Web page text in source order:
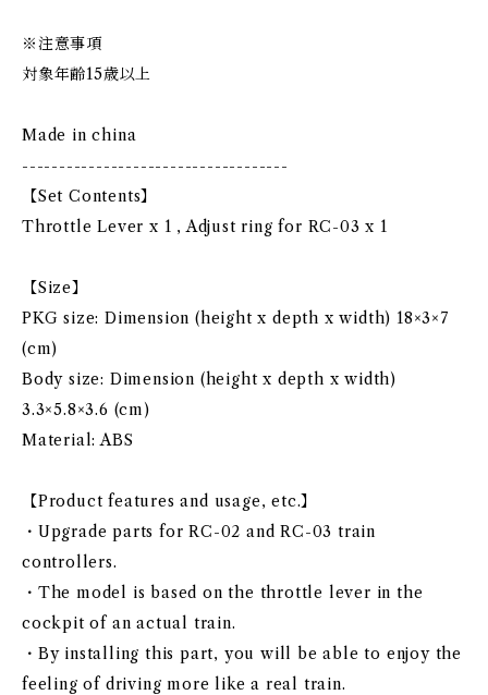
※注意事項
対象年齢15歳以上
Made in china
------------------------------------
【Set Contents】
Throttle Lever x 1 , Adjust ring for RC-03 x 1
【Size】
PKG size: Dimension (height x depth x width) 18×3×7
(cm)
Body size: Dimension (height x depth x width)
3.3×5.8×3.6 (cm)
Material: ABS
【Product features and usage, etc.】
・Upgrade parts for RC-02 and RC-03 train
controllers.
・The model is based on the throttle lever in the
cockpit of an actual train.
・By installing this part, you will be able to enjoy the
feeling of driving more like a real train.